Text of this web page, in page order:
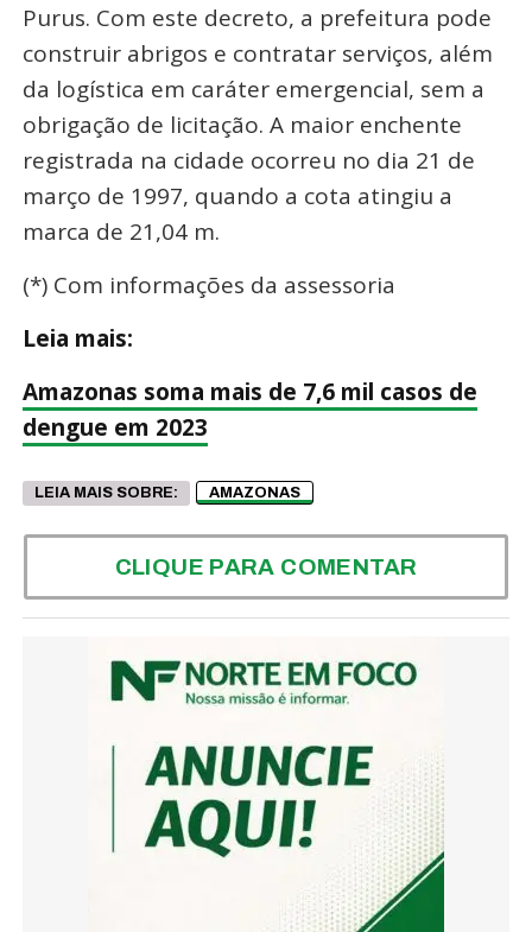
Purus. Com este decreto, a prefeitura pode
construir abrigos e contratar serviços, além
da logística em caráter emergencial, sem a
obrigação de licitação. A maior enchente
registrada na cidade ocorreu no dia 21 de
março de 1997, quando a cota atingiu a
marca de 21,04 m.
(*) Com informações da assessoria
Leia mais:
Amazonas soma mais de 7,6 mil casos de
dengue em 2023
LEIA MAIS SOBRE: AMAZONAS
CLIQUE PARA COMENTAR